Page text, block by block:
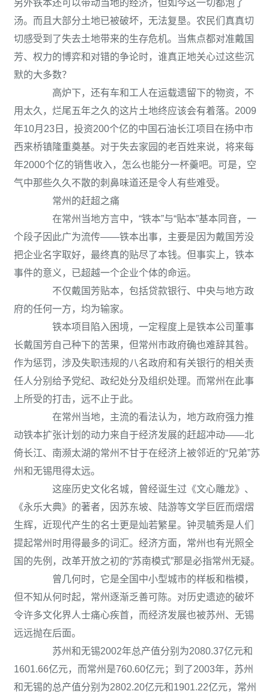
另外铁本还可以带动当地的经济，但如今这一切都泡了
汤。而且大部分土地已被破坏，无法复垦。农民们真真切
切感受到了失去土地带来的生存危机。当焦点都对准戴国
芳、权力的博弈和对错的争论时，谁真正地关心过这些沉
默的大多数？
高炉下，还有车和工人在运载遗留下的物资，不
用太久，烂尾五年之久的这片土地终应该会有着落。2009
年10月23日，投资200个亿的中国石油长江项目在扬中市
西来桥镇隆重奠基。对于失去家园的老百姓来说，将来每
年2000个亿的销售收入，怎么也能分一杯羹吧。可是，空
气中那些久久不散的刺鼻味道还是令人有些难受。
常州的赶超之痛
在常州当地方言中，“铁本”与“贴本”基本同音，一
个段子因此广为流传——铁本出事，主要是因为戴国芳没
把企业名字取好，最终真的贴尽了本钱。但事实上，铁本
事件的意义，已超越一个企业个体的命运。
不仅戴国芳贴本，包括贷款银行、中央与地方政
府的任何一方，均为输家。
铁本项目陷入困境，一定程度上是铁本公司董事
长戴国芳自己种下的苦果，但常州市政府确也难辞其咎。
作为惩罚，涉及失职违规的八名政府和有关银行的相关责
任人分别给予党纪、政纪处分及组织处理。而常州在此事
上所受的打击，远不止于此。
在常州当地，主流的看法认为，地方政府强力推
动铁本扩张计划的动力来自于经济发展的赶超冲动——北
倚长江、南濒太湖的常州不甘于在经济上被邻近的“兄弟”苏
州和无锡甩得太远。
这座历史文化名城，曾经诞生过《文心雕龙》、
《永乐大典》的著者，因苏东坡、陆游等文学巨匠而熠熠
生辉，近现代产生的名士更是灿若繁星。钟灵毓秀是人们
提起常州时用得最多的词汇。经济方面，常州也有光照全
国的先例，改革开放之初的“苏南模式”那是必指常州无疑。
曾几何时，它是全国中小型城市的样板和楷模，
但不知从何时起，常州逐渐乏善可陈。对历史遗迹的破坏
令许多文化界人士痛心疾首，而经济发展也被苏州、无锡
远远抛在后面。
苏州和无锡2002年总产值分别为2080.37亿元和
1601.66亿元，而常州是760.60亿元；到了2003年，苏州
和无锡的总产值分别为2802.20亿元和1901.22亿元，常州